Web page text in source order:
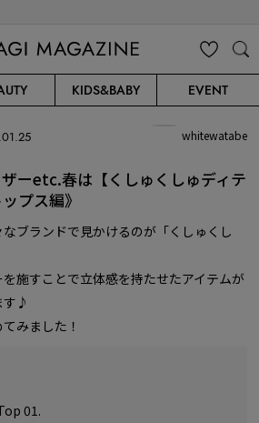
CLIP
KIDS&BABY EVENT
whitewatabe
ーetc.春は【くしゅくしゅディテ
プス編》
ブランドで見かけるのが「くしゅくし
施すことで立体感を持たせたアイテムが
す♪
みました！
01.